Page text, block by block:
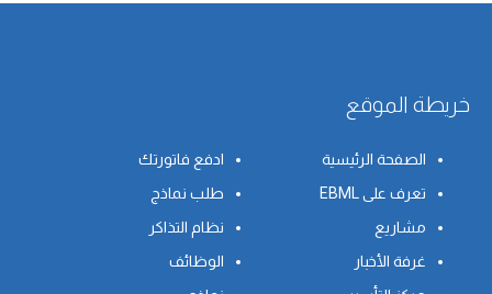
خريطة الموقع
الصفحة الرئيسية
ادفع فاتورتك
تعرف على EBML
طلب نماذج
مشاريع
نظام التذاكر
غرفة الأخبار
الوظائف